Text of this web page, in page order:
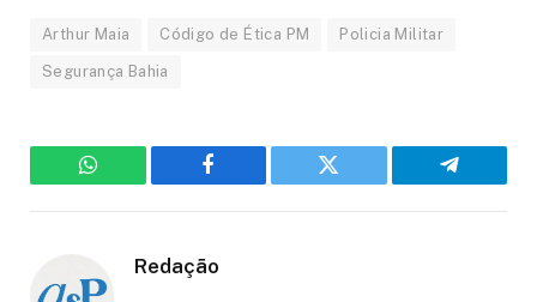
Arthur Maia Código de Ética PM Policia Militar
Segurança Bahia
WhatsApp Facebook Twitter Telegram
Redação